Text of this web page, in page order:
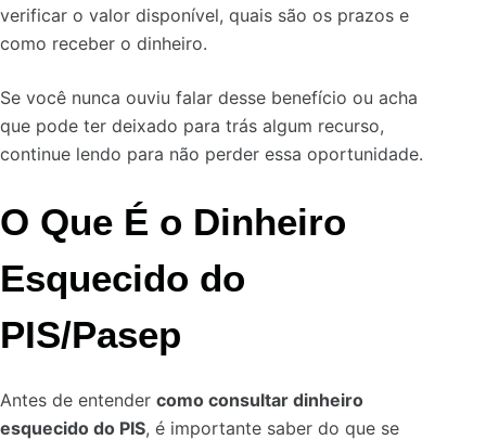
verificar o valor disponível, quais são os prazos e
como receber o dinheiro.
Se você nunca ouviu falar desse benefício ou acha
que pode ter deixado para trás algum recurso,
continue lendo para não perder essa oportunidade.
O Que É o Dinheiro
Esquecido do
PIS/Pasep
Antes de entender como consultar dinheiro
esquecido do PIS, é importante saber do que se